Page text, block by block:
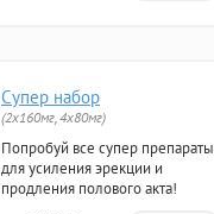
Супер набор
(2х160мг, 4х80мг)
Попробуй все супер препараты
для усиления эрекции и
продления полового акта!